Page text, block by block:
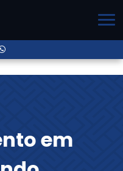
em